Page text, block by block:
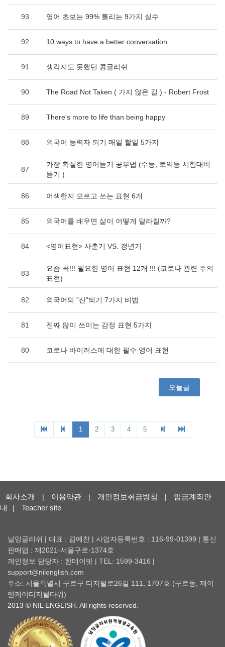
93 영어 초보는 99% 틀리는 9가지 실수
92 10 ways to have a better conversation
91 생각지도 못했던 콩글리쉬
90 The Road Not Taken ( 가지 않은 길 ) - Robert Frost
89 There's more to life than being happy
88 외국어 능력자 되기 매일 할일 5가지
87
가장 확실한 영어듣기 공부법 (수능, 토익등 시험대비
듣기 )
86 어색한지 모르고 쓰는 표현 6개
85 외국어를 배우면 삶이 어떻게 달라질까?
84 <영어표현> 사춘기 VS. 갱년기
83
요즘 꼭!!! 필요한 영어 표현 12개 !!! (코로나 관련 주의
표현)
82 외국어의 "신"되기 7가지 비법
81 진짜 많이 쓰이는 감정 표현 5가지
80 코로나 바이러스에 대한 필수 영어 표현
오늘글
1 2 3 4 5
회사소개 | 이용약관 | 개인정보취급방침 |
입금계좌안
내
| Teacher site
닐잉글리쉬 | 대표 : 김예찬 | 사업자등록번호 : 116-99-01399 | 통신
판매업 : 제2021-서울구로-1374호
개인정보 담당자 : 한데이빗 | TEL: 1599-3416 |
support@nilenglish.com
주소: 서울특별시 구로구 디지털로26길 111, 1707호 (구로동, 제이
앤케이디지털타워)
2013 © NIL ENGLISH. All rights reserved.